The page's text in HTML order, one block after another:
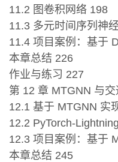
11.2 图卷积网络 198
11.3 多元时间序列神
11.4 项目案例：基于
本章总结 226
作业与练习 227
第 12 章 MTGNN 与
12.1 基于 MTGNN 实
12.2 PyTorch-
12.3 项目案例：基于
本章总结 245